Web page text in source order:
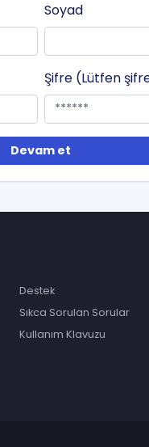
Soyad
Şifre (Lütfen
Devam et
Destek
Sıkca Sorulan Sorular
Kullanım Klavuzu